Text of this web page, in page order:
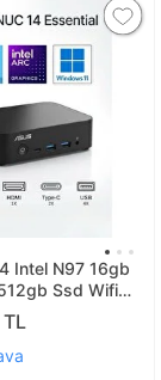
Intel N97 16gb
Ssd Wifi
Vesa Win11pro
A14